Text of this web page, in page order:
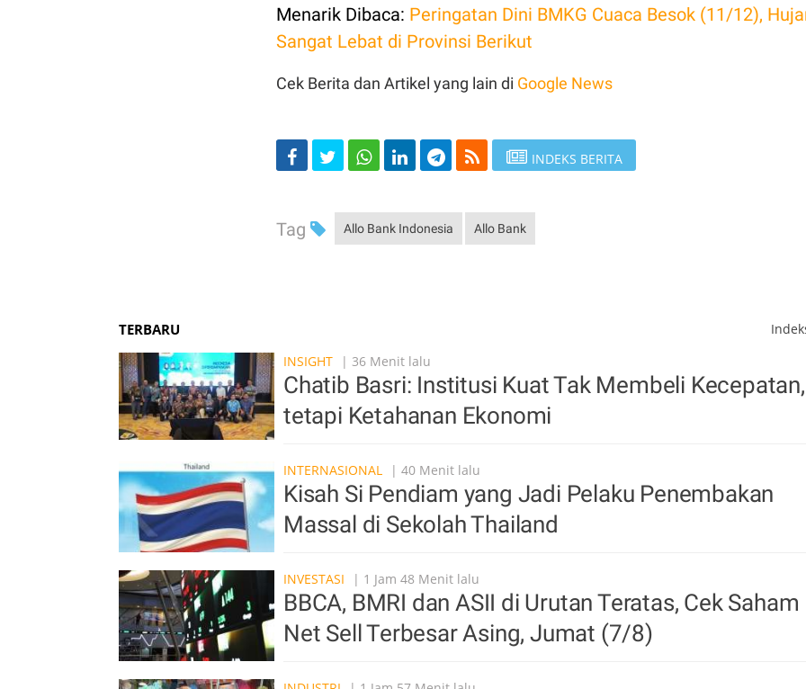
Menarik Dibaca: Peringatan Dini BMKG Cuaca Besok (11/12),
Sangat Lebat di Provinsi Berikut
Cek Berita dan Artikel yang lain di Google News
INDEKS BERITA
Tag Allo Bank Indonesia Allo Bank
TERBARU
INSIGHT
| 36 Menit lalu
Chatib Basri: Institusi Kuat Tak Membeli Kecepatan,
tetapi Ketahanan Ekonomi
INTERNASIONAL | 40 Menit lalu
Kisah Si Pendiam yang Jadi Pelaku Penembakan
Massal di Sekolah Thailand
INVESTASI | 1 Jam 48 Menit lalu
BBCA, BMRI dan ASII di Urutan Teratas, Cek Saham
Net Sell Terbesar Asing, Jumat (7/8)